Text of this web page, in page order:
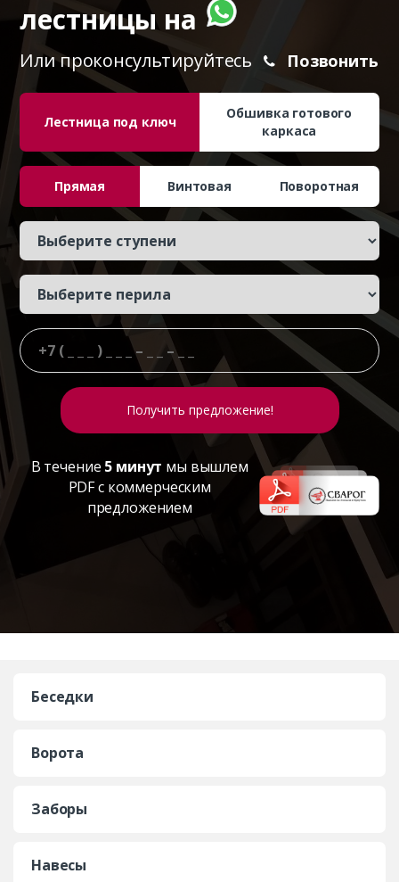
лестницы на
Или проконсультируйтесь Позвонить
Лестница под ключ
Обшивка готового
каркаса
Прямая Винтовая Поворотная
В течение 5 минут мы вышлем
PDF с коммерческим
предложением
Беседки
Ворота
Заборы
Навесы